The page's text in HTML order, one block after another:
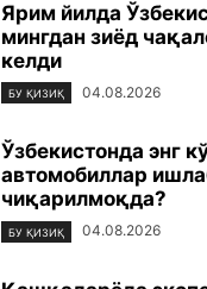
Ярим йилда
мингдан зиёд
келди
БУ ҚИЗИҚ 04.08.2026
Ўзбекистонда энг
автомобиллар
чиқарилмоқда?
БУ ҚИЗИҚ 04.08.2026